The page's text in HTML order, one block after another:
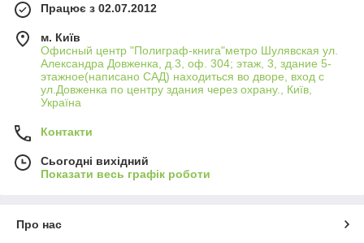
Працює з 02.07.2012
м. Київ
Офисный центр "Полиграф-книга"метро Шулявская ул.
Александра Довженка, д.3, оф. 304; этаж, 3, здание 5-
этажное(написано САД) находиться во дворе, вход с
ул.Довженка по центру здания через охрану., Київ,
Україна
Контакти
Сьогодні вихідний
Показати весь графік роботи
Про нас